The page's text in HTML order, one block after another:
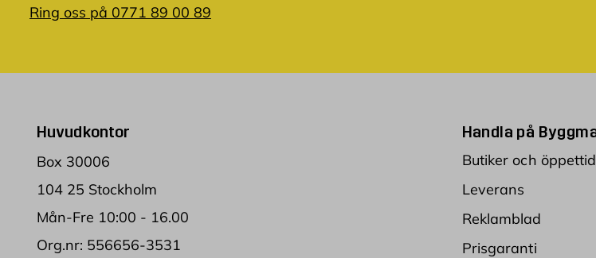
Ring oss på 0771 89 00 89
Huvudkontor
Box 30006
104 25 Stockholm
Mån-Fre 10:00 - 16.00
Org.nr: 556656-3531
Handla på
Butiker och
Leverans
Reklamblad
Prisgaranti